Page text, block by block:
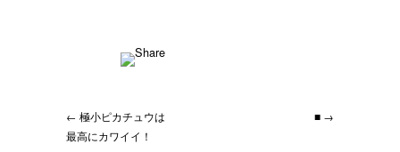
← 極小ピカチュウは
最高にカワイイ！
■ →